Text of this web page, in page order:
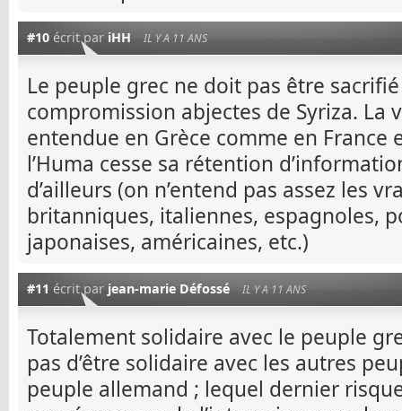
#10 écrit par iHH IL Y A 11 ANS
Le peuple grec ne doit pas être sacrifié
compromission abjectes de Syriza. La
entendue en Grèce comme en France
l’Huma cesse sa rétention
d’ailleurs (on n’entend pas assez les
britanniques, italiennes, espagnoles,
japonaises, américaines, etc.)
#11 écrit par jean-marie Défossé IL Y A 11 ANS
Totalement solidaire avec le peuple
pas d’être solidaire avec les autres
peuple allemand ; lequel dernier